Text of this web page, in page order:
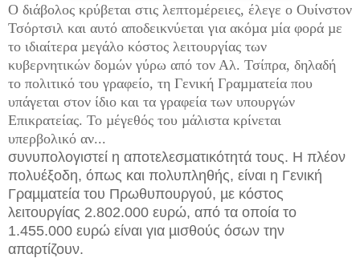
Ο διάβολος κρύβεται στις λεπτοµέρειες, έλεγε ο Ουίνστον
Τσόρτσιλ και αυτό αποδεικνύεται για ακόµα µία φορά µε
το ιδιαίτερα µεγάλο κόστος λειτουργίας των
κυβερνητικών δοµών γύρω από τον Αλ. Τσίπρα, δηλαδή
το πολιτικό του γραφείο, τη Γενική Γραµµατεία που
υπάγεται στον ίδιο και τα γραφεία των υπουργών
Επικρατείας. Το µέγεθός του µάλιστα κρίνεται
υπερβολικό αν...
συνυπολογιστεί η αποτελεσµατικότητά τους. Η πλέον
πολυέξοδη, όπως και πολυπληθής, είναι η Γενική
Γραµµατεία του Πρωθυπουργού, µε κόστος
λειτουργίας 2.802.000 ευρώ, από τα οποία το
1.455.000 ευρώ είναι για µισθούς όσων την
απαρτίζουν.